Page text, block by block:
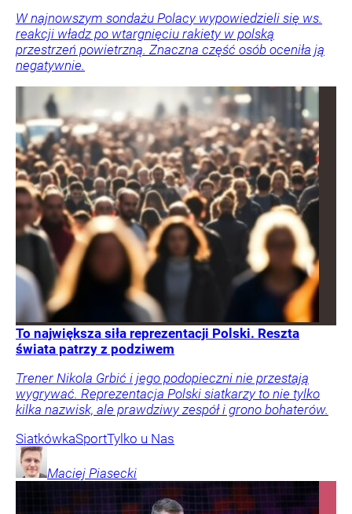
W najnowszym sondażu Polacy wypowiedzieli się ws.
reakcji władz po wtargnięciu rakiety w polską
przestrzeń powietrzną. Znaczna część osób oceniła ją
negatywnie.
To największa siła reprezentacji Polski. Reszta
świata patrzy z podziwem
Trener Nikola Grbić i jego podopieczni nie przestają
wygrywać. Reprezentacja Polski siatkarzy to nie tylko
kilka nazwisk, ale prawdziwy zespół i grono bohaterów.
SiatkówkaSportTylko u Nas
Maciej Piasecki